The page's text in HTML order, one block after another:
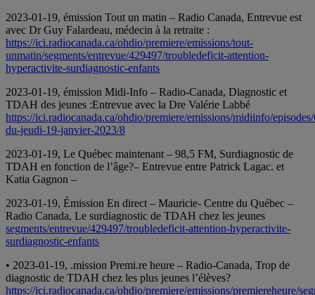
2023-01-19, émission Tout un matin – Radio Canada, Entrevue est
avec Dr Guy Falardeau, médecin à la retraite :
https://ici.radiocanada.ca/ohdio/premiere/emissions/tout-
unmatin/segments/entrevue/429497/troubledeficit-attention-
hyperactivite-surdiagnostic-enfants
2023-01-19, émission Midi-Info – Radio-Canada, Diagnostic et
TDAH des jeunes :Entrevue avec la Dre Valérie Labbé
https://ici.radiocanada.ca/ohdio/premiere/emissions/midiinfo/
du-jeudi-19-janvier-2023/8
2023-01-19, Le Québec maintenant – 98,5 FM, Surdiagnostic de
TDAH en fonction de l’âge?– Entrevue entre Patrick Lagac. et
Katia Gagnon –
2023-01-19, Émission En direct – Mauricie- Centre du Québec –
Radio Canada, Le surdiagnostic de TDAH chez les jeunes
segments/entrevue/429497/troubledeficit-attention-hyperactivite-
surdiagnostic-enfants
• 2023-01-19, .mission Premi.re heure – Radio-Canada, Trop de
diagnostic de TDAH chez les plus jeunes l’élèves?
https://ici.radiocanada.ca/ohdio/premiere/emissions/premiereheure/